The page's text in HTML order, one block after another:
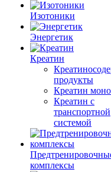
Изотоники
Энергетик
Креатин
продукты
Креатин
Креатин с
транспортной
системой
комплексы